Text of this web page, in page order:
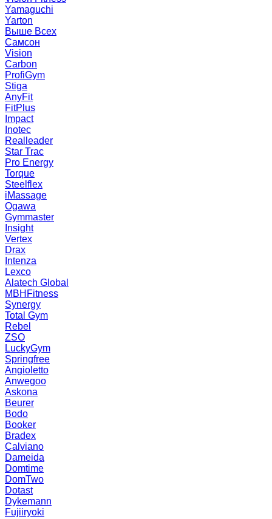
Yamaguchi
Yarton
Выше Всех
Самсон
Vision
Carbon
ProfiGym
Stiga
AnyFit
FitPlus
Impact
Inotec
Realleader
Star Trac
Pro Energy
Torque
Steelflex
iMassage
Ogawa
Gymmaster
Insight
Vertex
Drax
Intenza
Lexco
Alatech Global
MBHFitness
Synergy
Total Gym
Rebel
ZSO
LuckyGym
Springfree
Angioletto
Anwegoo
Askona
Beurer
Bodo
Booker
Bradex
Calviano
Dameida
Domtime
DomTwo
Dotast
Dykemann
Fujiiryoki